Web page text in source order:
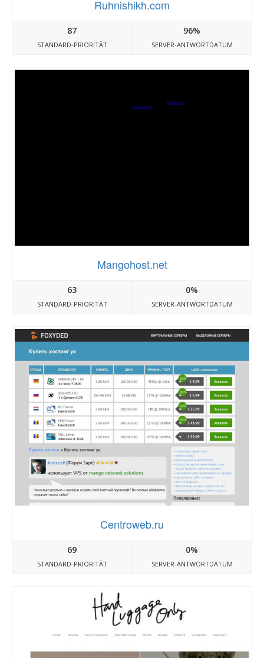
Ruhnishikh.com
87
STANDARD-PRIORITÄT
96%
SERVER-ANTWORTDATUM
Mangohost.net
63
STANDARD-PRIORITÄT
0%
SERVER-ANTWORTDATUM
Centroweb.ru
69
STANDARD-PRIORITÄT
0%
SERVER-ANTWORTDATUM